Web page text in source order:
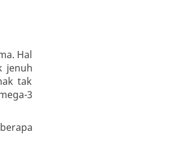
Hal
jenuh
tak
3